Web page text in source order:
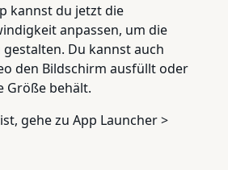
kannst du jetzt die
anpassen, um die
Du kannst auch
den Bildschirm ausfüllt oder
Größe behält.
gehe zu App Launcher >